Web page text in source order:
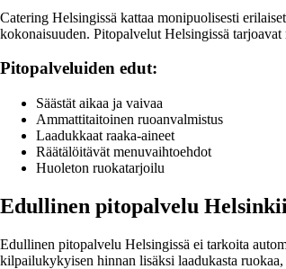
Catering Helsingissä kattaa monipuolisesti
kokonaisuuden. Pitopalvelut Helsingissä
Pitopalveluiden edut:
Säästät aikaa ja vaivaa
Ammattitaitoinen ruoanvalmistus
Laadukkaat raaka-aineet
Räätälöitävät menuvaihtoehdot
Huoleton ruokatarjoilu
Edullinen pitopalvelu
Edullinen pitopalvelu Helsingissä ei tarkoita
kilpailukykyisen hinnan lisäksi laadukasta